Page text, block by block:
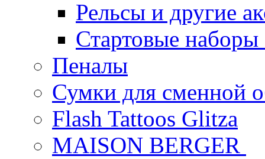
Рельсы и другие
Стартовые
Пеналы
Сумки для сменной
Flash Tattoos Glitza
MAISON BERGER